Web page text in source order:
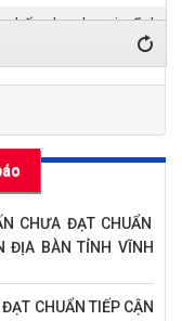
chống bạo lực gia đình
lý lịch tư pháp
CHƯA ĐẠT CHUẨN
ĐỊA BÀN TỈNH VĨNH
CHUẨN TIẾP CẬN